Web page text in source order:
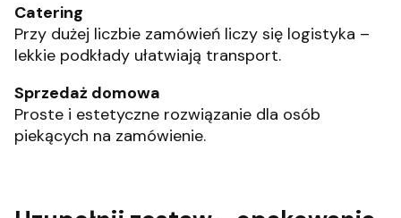
Catering
Przy dużej liczbie zamówień liczy się logistyka –
lekkie podkłady ułatwiają transport.
Sprzedaż domowa
Proste i estetyczne rozwiązanie dla osób
piekących na zamówienie.